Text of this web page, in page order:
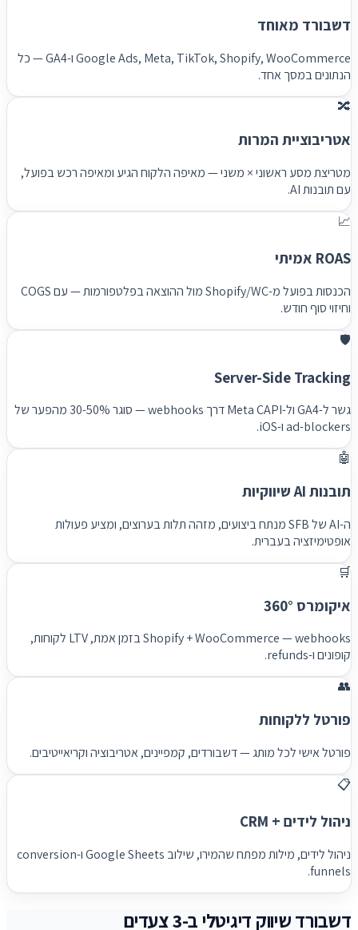
דשבורד מאוחד
Google Ads, Meta, TikTok, Shopify, WooCommerce ו-GA4 — כל
הנתונים במסך אחד.
🔀
אטריבוציית המרות
מטריצת מסע ראשוני × משני — מאיפה הלקוח הגיע ומאיפה רכש בפועל,
עם תובנות AI.
📈
ROAS אמיתי
הכנסות בפועל מ-Shopify/WC מול ההוצאה בפלטפורמות — עם COGS
וחיזוי סוף חודש.
🛡️
Server-Side Tracking
גשר ל-GA4 ול-Meta CAPI דרך webhooks — סוגר 30-50% מהפער של
ad-blockers ו-iOS.
🤖
תובנות AI שיווקיות
ה-AI של SFB מנתח ביצועים, מזהה תלות בערוצים, ומציע פעולות
אופטימיזציה בעברית.
🛒
איקומרס 360°
Shopify + WooCommerce — webhooks בזמן אמת, LTV לקוחות,
קופונים ו-refunds.
👥
פורטל ללקוחות
פורטל אישי לכל מותג — דשבורדים, קמפיינים, אטריבוציה וקריאייטיבים.
📋
ניהול לידים + CRM
ניהול לידים, מילות מפתח שהמירו, שילוב Google Sheets ו-conversion
funnels.
דשבורד שיווק דיגיטלי ב-3 צעדים